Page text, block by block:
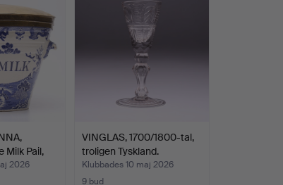
Milk Pail,
2026
VINGLAS, 1700/1800-tal,
troligen Tyskland.
Klubbades 10 maj 2026
9 bud